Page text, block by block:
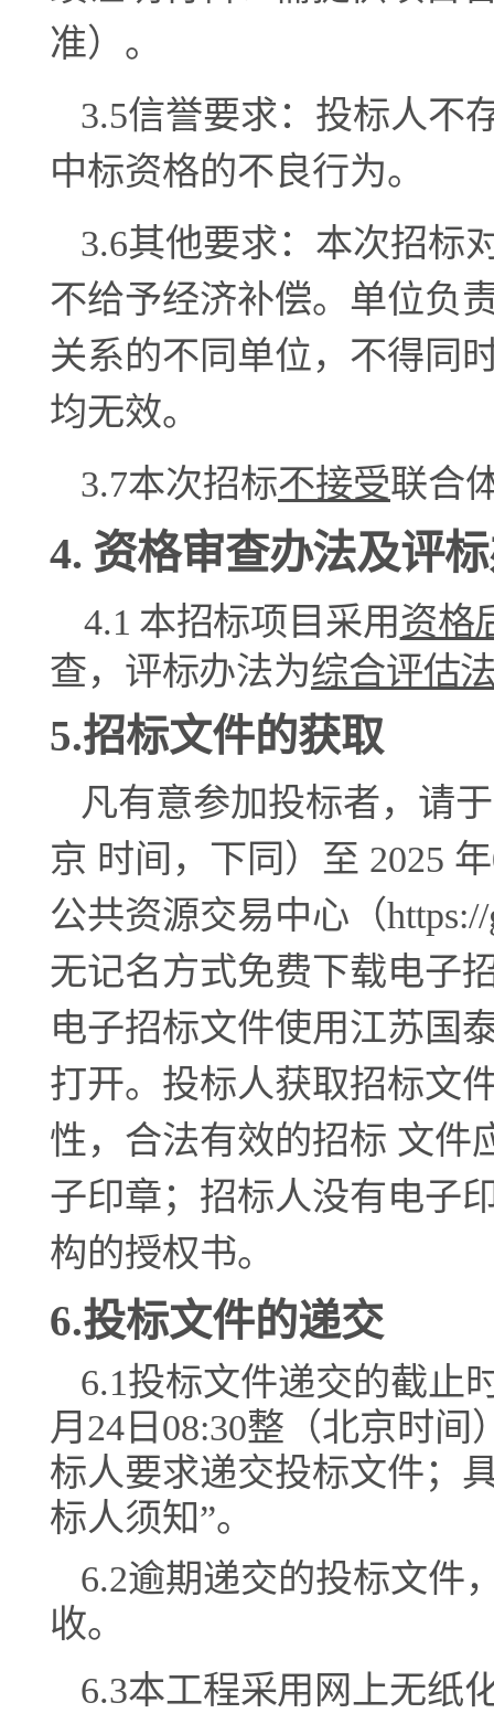
准）。
3.5信誉要求：投标人不
中标资格的不良行为。
3.6其他要求：本次招标
不给予经济补偿。单位负
关系的不同单位，不得同
均无效。
3.7本次招标不接受联合
4. 资格审查办法及评
4.1 本招标项目采用资格
查，评标办法为综合评估
5.招标文件的获取
凡有意参加投标者，请于
京 时间，下同）至 2025 年
公共资源交易中心（
无记名方式免费下载电子
电子招标文件使用江苏国
打开。投标人获取招标文
性，合法有效的招标 文件
子印章；招标人没有电子
构的授权书。
6.投标文件的递交
6.1投标文件递交的截止
月 24 日 08:30整 （北京时
标人要求递交投标文件；
标人须知”。
6.2逾期递交的投标文件
收。
6.3本工程采用网上无纸